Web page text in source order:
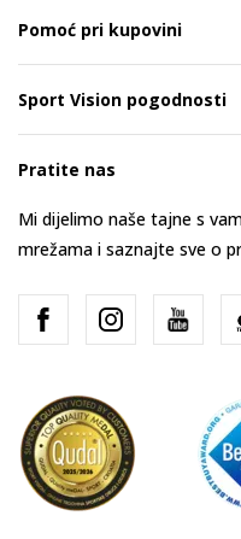
Pomoć pri kupovini
Sport Vision pogodnosti
Pratite nas
Mi dijelimo naše tajne s
mrežama i saznajte sve o